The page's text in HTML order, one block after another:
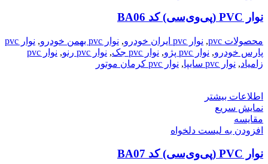
نوار PVC (پی‌وی‌سی) کد BA06
محصولات pvc , نوار pvc ایران خودرو , نوار pvc بهمن خودرو ,
نوار pvc
پارس خودرو, نوار pvc پژو , نوار pvc جک , نوار pvc رنو ,
نوار pvc
زامیاد, نوار pvc سایپا , نوار pvc کرمان موتور
اطلاعات بیشتر
نمایش سریع
مقایسه
افزودن به لیست دلخواه
نوار PVC (پی‌وی‌سی) کد BA07